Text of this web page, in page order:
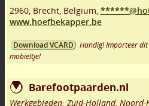
2960, Brecht, Belgium,
www.hoefbekapper.be
Download VCARD
Handig! Importeer
mobieltje!
Barefootpaarden.nl
Werkgebieden: Zuid-Holland, Noord-